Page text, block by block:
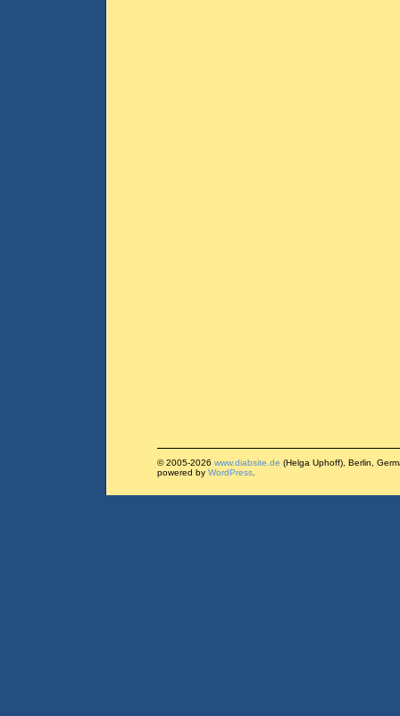
© 2005-2026 www.diabsite.de (Helga Uphoff), Berlin,
powered by WordPress.